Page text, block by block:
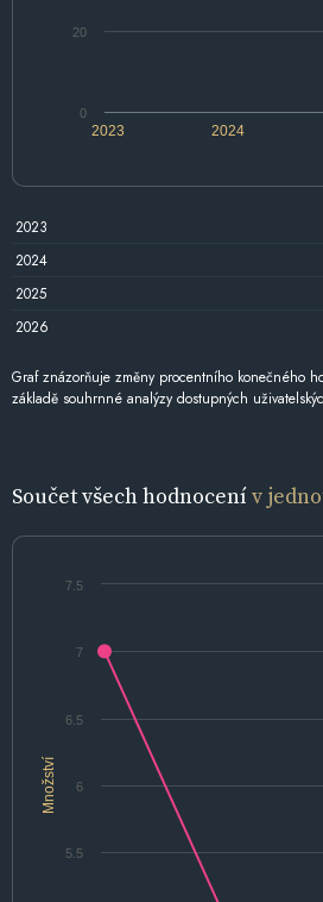
2024
2023
0
20
2023
2024
2025
2026
Graf znázorňuje změny procentního konečného
základě souhrnné analýzy dostupných
Součet všech hodnocenív
Množství
5.5
6
6.5
7
7.5